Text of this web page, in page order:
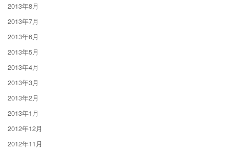
2013年8月
2013年7月
2013年6月
2013年5月
2013年4月
2013年3月
2013年2月
2013年1月
2012年12月
2012年11月